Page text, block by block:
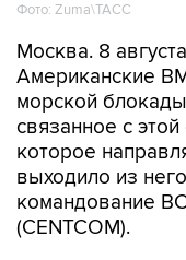
Фото: Zuma\ТАСС
Москва. 8
Американские
морской
связанное с
которое
выходило из
командование
(CENTCOM).